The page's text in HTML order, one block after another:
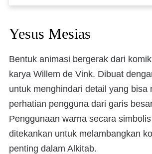
Yesus Mesias
Bentuk animasi bergerak dari
karya Willem de Vink. Dibuat
untuk menghindari detail yang bisa
perhatian pengguna dari garis
Penggunaan warna secara
ditekankan untuk melambangkan
penting dalam Alkitab.